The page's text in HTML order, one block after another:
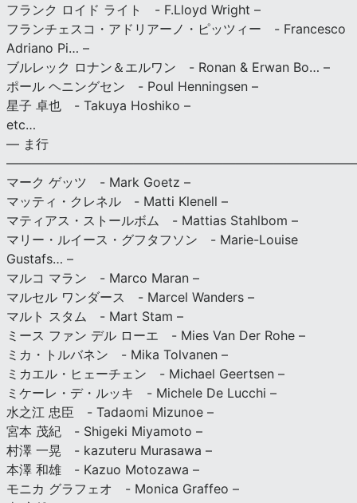
フランク ロイド ライト - F.Lloyd Wright –
フランチェスコ・アドリアーノ・ピッツィー - Francesco
Adriano Pi… –
ブルレック ロナン＆エルワン - Ronan & Erwan Bo… –
ポール ヘニングセン - Poul Henningsen –
星子 卓也 - Takuya Hoshiko –
etc…
— ま行
マーク ゲッツ - Mark Goetz –
マッティ・クレネル - Matti Klenell –
マティアス・ストールボム - Mattias Stahlbom –
マリー・ルイース・グフタフソン - Marie-Louise
Gustafs… –
マルコ マラン - Marco Maran –
マルセル ワンダース - Marcel Wanders –
マルト スタム - Mart Stam –
ミース ファン デル ローエ - Mies Van Der Rohe –
ミカ・トルバネン - Mika Tolvanen –
ミカエル・ヒェーチェン - Michael Geertsen –
ミケーレ・デ・ルッキ - Michele De Lucchi –
水之江 忠臣 - Tadaomi Mizunoe –
宮本 茂紀 - Shigeki Miyamoto –
村澤 一晃 - kazuteru Murasawa –
本澤 和雄 - Kazuo Motozawa –
モニカ グラフェオ - Monica Graffeo –